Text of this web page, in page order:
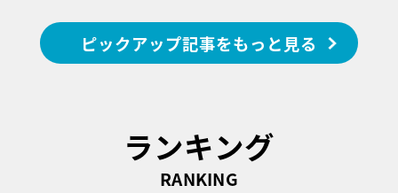
ピックアップ記事をもっと見る
ランキング
RANKING